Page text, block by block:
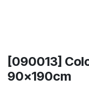
[090013]
90x190cm